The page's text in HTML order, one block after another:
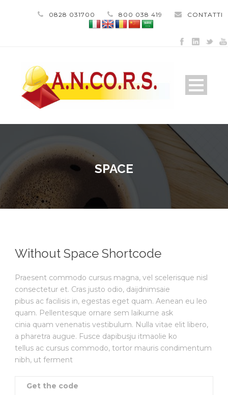
0828 031700 800 038 419 CONTATTI
SPACE
Without Space Shortcode
Praesent commodo cursus magna, vel scelerisque nisl
consectetur et. Cras justo odio, daijdnimsaie
pibus ac facilisis in, egestas eget quam. Aenean eu leo
quam. Pellentesque ornare sem laikume ask
cinia quam venenatis vestibulum. Nulla vitae elit libero,
a pharetra augue. Fusce dapibusju itmaolie ko
tellus ac cursus commodo, tortor mauris condimentum
nibh, ut ferment
Get the code